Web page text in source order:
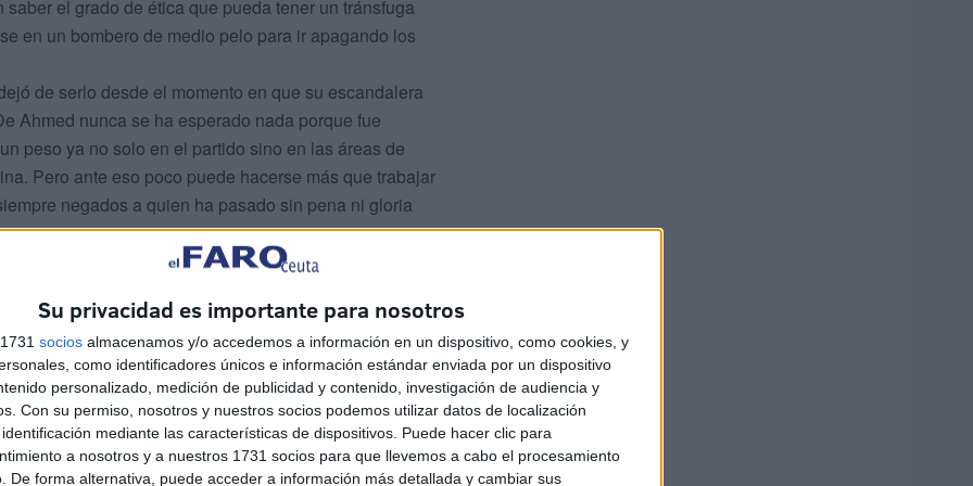
Su privacidad es importante para nosotros
socios almacenamos y/o accedemos a información en un dispositivo, como cookies, y
como identificadores únicos e información estándar enviada por un dispositivo
personalizado, medición de publicidad y contenido, investigación de audiencia y
Con su permiso, nosotros y nuestros socios podemos utilizar datos de localización
mediante las características de dispositivos. Puede hacer clic para
a nosotros y a nuestros 1731 socios para que llevemos a cabo el procesamiento
De forma alternativa, puede acceder a información más detallada y cambiar sus
el grado de ética que pueda tener un tránsfuga
en un bombero de medio pelo para ir apagando los
de serlo desde el momento en que su escandalera
Ahmed nunca se ha esperado nada porque fue
peso ya no solo en el partido sino en las áreas de
Pero ante eso poco puede hacerse más que trabajar
negados a quien ha pasado sin pena ni gloria
su complejo de Pantoja (ojo, mire donde ha
ante el resto y ante su propio partido. Claro,
el sistema corrupto que permite que unos cuantos
propio de un sainete que de una acción política de
PSOE.
este barco nos vamos a hundir todos”, llegó a
más cercano a las cloacas que a un equipo de
la ciudad. Por criticar, ha llegado a poner en